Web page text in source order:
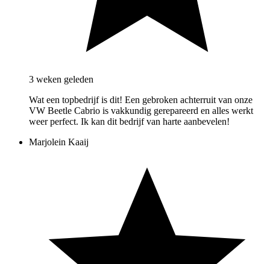
3 weken geleden
Wat een topbedrijf is dit! Een gebroken achterruit van onze
VW Beetle Cabrio is vakkundig gerepareerd en alles werkt
weer perfect. Ik kan dit bedrijf van harte aanbevelen!
Marjolein Kaaij